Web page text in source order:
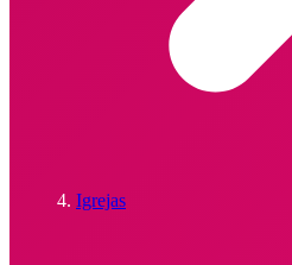
Igrejas